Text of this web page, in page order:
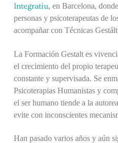
Integratiu, en Barcelona,
personas y psicoterapeutas de
acompañar con Técnicas
La Formación Gestalt es
el crecimiento del propio
constante y supervisada. Se
Psicoterapias Humanistas y
el ser humano tiende a la
evite con inconscientes
Han pasado varios años y aún